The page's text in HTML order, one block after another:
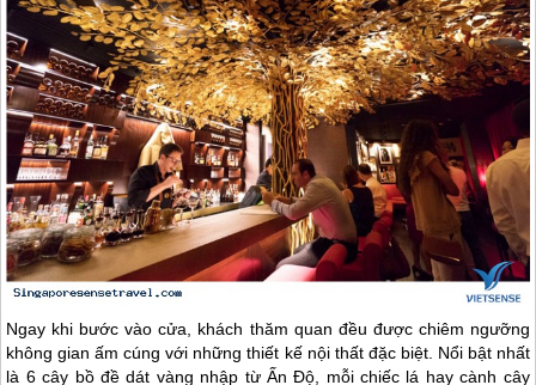
Ngay khi bước vào cửa, khách thăm quan đều được chiêm ngưỡng
không gian ấm cúng với những thiết kế nội thất đặc biệt. Nổi bật nhất
là 6 cây bồ đề dát vàng nhập từ Ấn Độ, mỗi chiếc lá hay cành cây